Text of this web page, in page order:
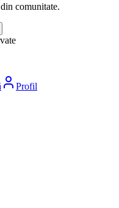
comunitate.
Profil